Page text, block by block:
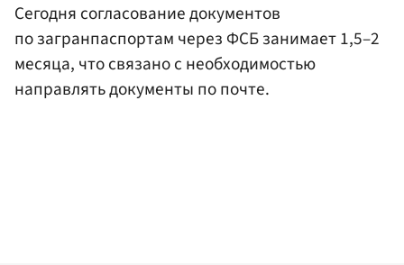
Сегодня согласование документов
по загранпаспортам через ФСБ занимает 1,5–2
месяца, что связано с необходимостью
направлять документы по почте.